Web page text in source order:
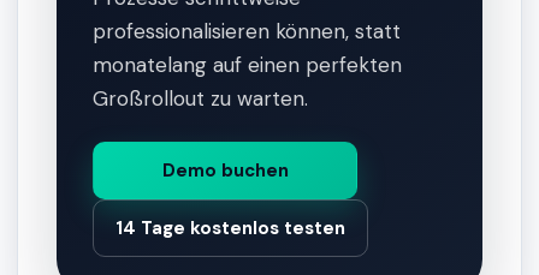
professionalisieren können, statt
monatelang auf einen perfekten
Großrollout zu warten.
Demo buchen
14 Tage kostenlos testen